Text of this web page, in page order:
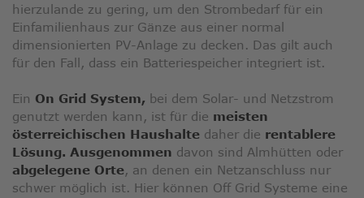
hierzulande zu gering, um den Strombedarf für ein
Einfamilienhaus zur Gänze aus einer normal
dimensionierten PV-Anlage zu decken. Das gilt auch
für den Fall, dass ein Batteriespeicher integriert ist.
Ein On Grid System, bei dem Solar- und Netzstrom
genutzt werden kann, ist für die meisten
österreichischen Haushalte daher die rentablere
Lösung. Ausgenommen davon sind Almhütten oder
abgelegene Orte, an denen ein Netzanschluss nur
schwer möglich ist. Hier können Off Grid Systeme eine